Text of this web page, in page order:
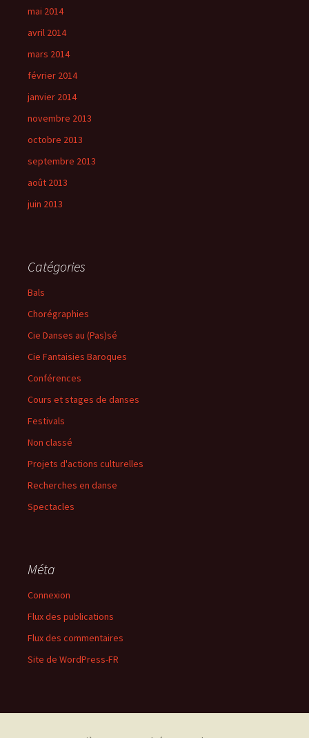
mai 2014
avril 2014
mars 2014
février 2014
janvier 2014
novembre 2013
octobre 2013
septembre 2013
août 2013
juin 2013
Catégories
Bals
Chorégraphies
Cie Danses au (Pas)sé
Cie Fantaisies Baroques
Conférences
Cours et stages de danses
Festivals
Non classé
Projets d'actions culturelles
Recherches en danse
Spectacles
Méta
Connexion
Flux des publications
Flux des commentaires
Site de WordPress-FR